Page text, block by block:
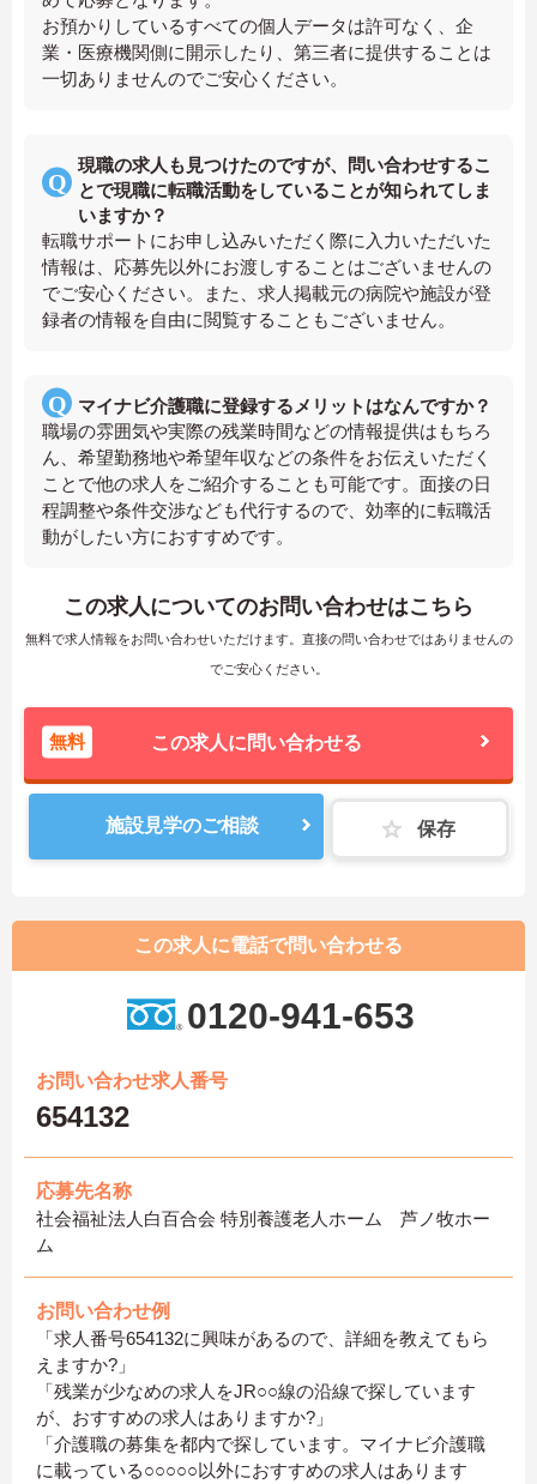
お預かりしているすべての個人データは許可なく、企
業・医療機関側に開示したり、第三者に提供することは
一切ありませんのでご安心ください。
現職の求人も見つけたのですが、問い合わせするこ
とで現職に転職活動をしていることが知られてしま
いますか？
転職サポートにお申し込みいただく際に入力いただいた
情報は、応募先以外にお渡しすることはございませんの
でご安心ください。また、求人掲載元の病院や施設が登
録者の情報を自由に閲覧することもございません。
マイナビ介護職に登録するメリットはなんですか？
職場の雰囲気や実際の残業時間などの情報提供はもちろ
ん、希望勤務地や希望年収などの条件をお伝えいただく
ことで他の求人をご紹介することも可能です。面接の日
程調整や条件交渉なども代行するので、効率的に転職活
動がしたい方におすすめです。
この求人についてのお問い合わせはこちら
無料で求人情報をお問い合わせいただけます。直接の問い合わせではありませんの
でご安心ください。
無料 この求人に問い合わせる
施設見学のご相談 保存
この求人に電話で問い合わせる
0120-941-653
お問い合わせ求人番号
654132
応募先名称
社会福祉法人白百合会 特別養護老人ホーム 芦ノ牧ホー
ム
お問い合わせ例
「求人番号654132に興味があるので、詳細を教えてもら
えますか?」
「残業が少なめの求人をJR○○線の沿線で探しています
が、おすすめの求人はありますか?」
「介護職の募集を都内で探しています。マイナビ介護職
に載っている○○○○○以外におすすめの求人はあります